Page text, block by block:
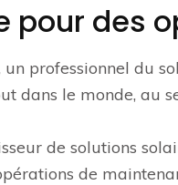
pour des
professionnel du
dans le monde, au
de solutions
de